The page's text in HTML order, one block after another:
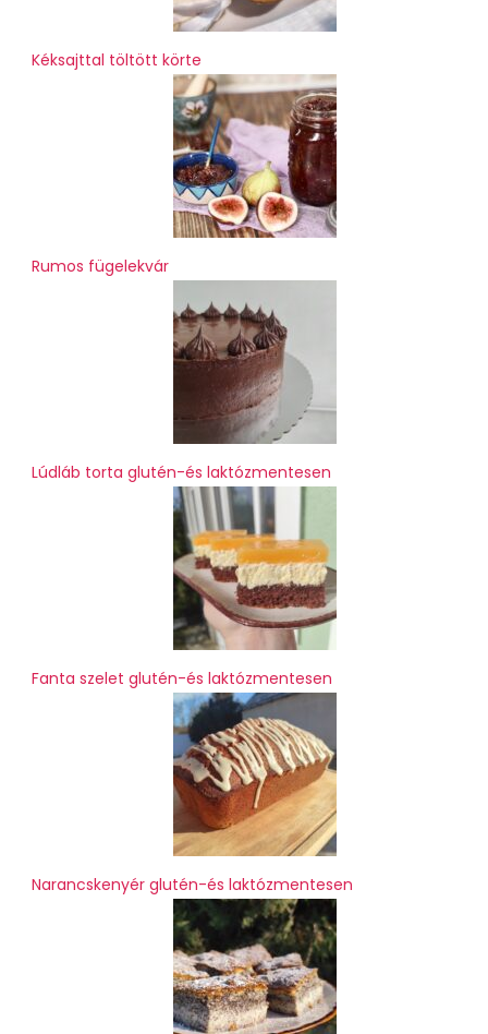
Kéksajttal töltött körte
Rumos fügelekvár
Lúdláb torta glutén-és laktózmentesen
Fanta szelet glutén-és laktózmentesen
Narancskenyér glutén-és laktózmentesen